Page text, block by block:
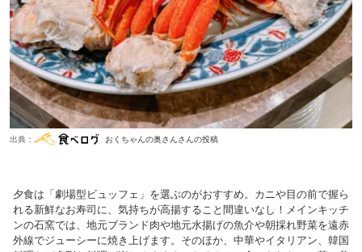
出典： おくちゃんの奥さんさんの投稿
夕食は「劇場型ビュッフェ」を選ぶのがおすすめ。カニや目の前で握ら
れる新鮮なお寿司に、気持ちが高揚すること間違いなし！メインキッチ
ンの石窯では、地元ブランド肉や地元水揚げの魚介や朝採れ野菜を遠赤
外線でジューシーに焼き上げます。そのほか、中華やイタリアン、韓国